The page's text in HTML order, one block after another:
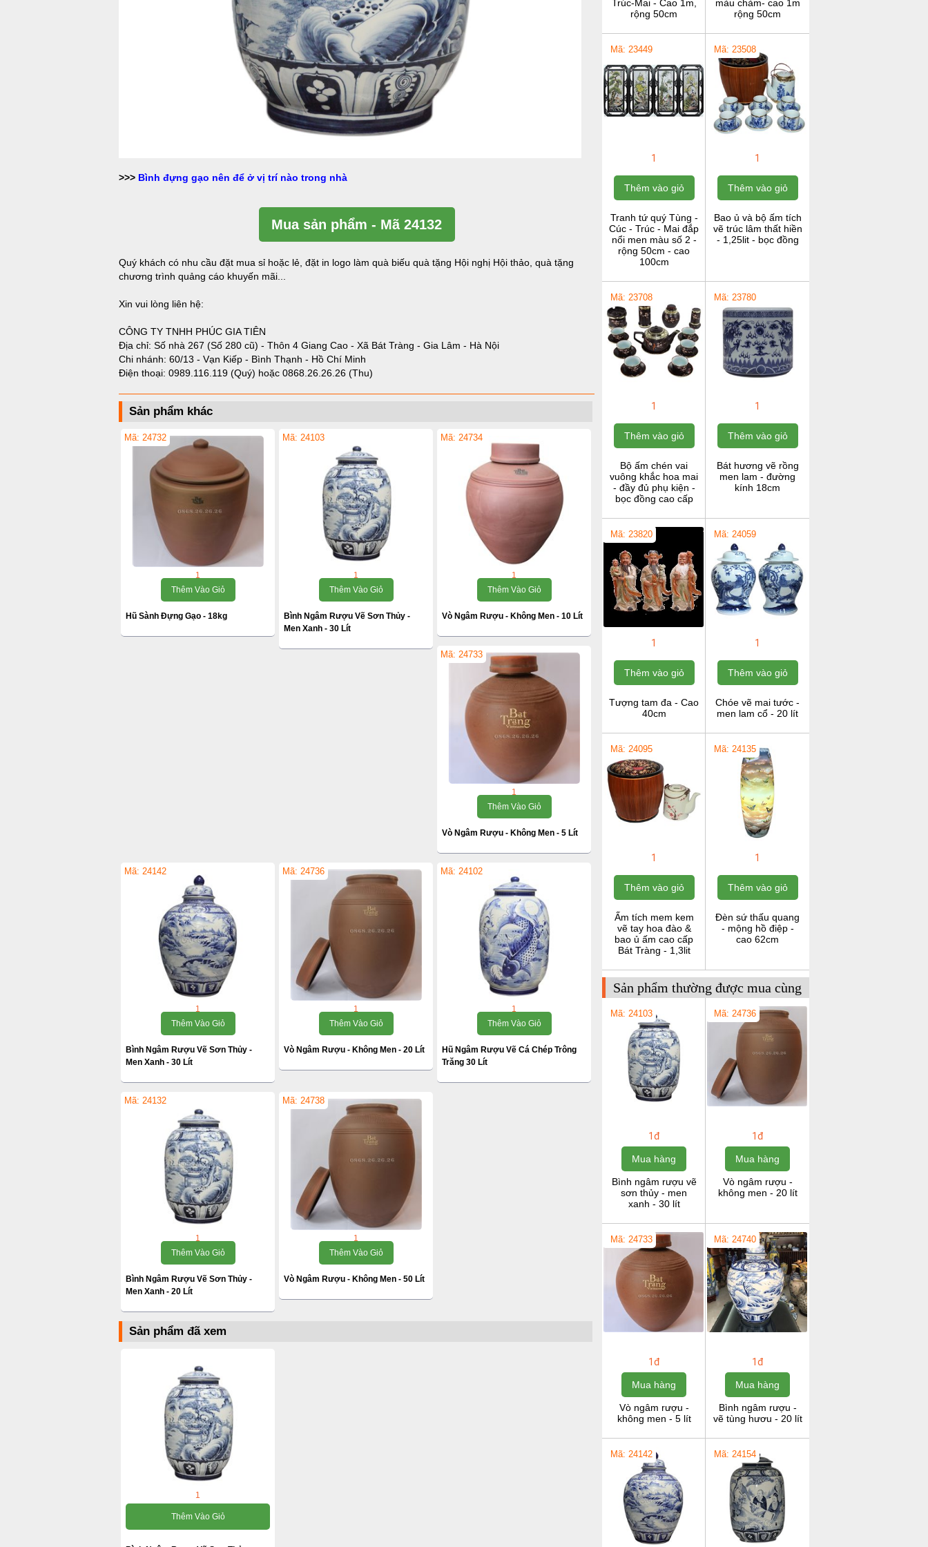
>>> Bình đựng gạo nên để ở vị trí nào trong nhà
Mua sản phẩm - Mã 24132
Quý khách có nhu cầu đặt mua sỉ hoặc lẻ, đặt in logo làm quà biếu quà tặng Hội nghị Hội thảo, quà tặng
chương trình quảng cáo khuyến mãi...
Xin vui lòng liên hệ:
CÔNG TY TNHH PHÚC GIA TIÊN
Địa chỉ: Số nhà 267 (Số 280 cũ) - Thôn 4 Giang Cao - Xã Bát Tràng - Gia Lâm - Hà Nội
Chi nhánh: 60/13 - Vạn Kiếp - Bình Thạnh - Hồ Chí Minh
Điện thoại: 0989.116.119 (Quý) hoặc 0868.26.26.26 (Thu)
Sản phẩm khác
Mã: 24732
1
Thêm Vào Giỏ
Hũ Sành Đựng Gạo - 18kg
Mã: 24103
1
Thêm Vào Giỏ
Bình Ngâm Rượu Vẽ Sơn Thủy -
Men Xanh - 30 Lít
Mã: 24734
1
Thêm Vào Giỏ
Vò Ngâm Rượu - Không Men - 10 Lít
Mã: 24733
1
Thêm Vào Giỏ
Vò Ngâm Rượu - Không Men - 5 Lít
Mã: 24142
1
Thêm Vào Giỏ
Bình Ngâm Rượu Vẽ Sơn Thủy -
Men Xanh - 30 Lít
Mã: 24736
1
Thêm Vào Giỏ
Vò Ngâm Rượu - Không Men - 20 Lít
Mã: 24102
1
Thêm Vào Giỏ
Hũ Ngâm Rượu Vẽ Cá Chép Trông
Trăng 30 Lít
Mã: 24132
1
Thêm Vào Giỏ
Bình Ngâm Rượu Vẽ Sơn Thủy -
Men Xanh - 20 Lít
Mã: 24738
1
Thêm Vào Giỏ
Vò Ngâm Rượu - Không Men - 50 Lít
Sản phẩm đã xem
1
Thêm Vào Giỏ
Trúc-Mai - Cao 1m,
rộng 50cm
màu chàm- cao 1m
rộng 50cm
Mã: 23449
1
Thêm vào giỏ
Tranh tứ quý Tùng -
Cúc - Trúc - Mai đắp
nổi men màu số 2 -
rộng 50cm - cao
100cm
Mã: 23508
1
Thêm vào giỏ
Bao ủ và bộ ấm tích
vẽ trúc lâm thất hiền
- 1,25lit - bọc đồng
Mã: 23708
1
Thêm vào giỏ
Bộ ấm chén vai
vuông khắc hoa mai
- đầy đủ phụ kiện -
bọc đồng cao cấp
Mã: 23780
1
Thêm vào giỏ
Bát hương vẽ rồng
men lam - đường
kính 18cm
Mã: 23820
1
Thêm vào giỏ
Tượng tam đa - Cao
40cm
Mã: 24059
1
Thêm vào giỏ
Chóe vẽ mai tước -
men lam cổ - 20 lít
Mã: 24095
1
Thêm vào giỏ
Ấm tích mem kem
vẽ tay hoa đào &
bao ủ ấm cao cấp
Bát Tràng - 1,3lit
Mã: 24135
1
Thêm vào giỏ
Đèn sứ thấu quang
- mộng hồ điệp -
cao 62cm
Sản phẩm thường được mua cùng
Mã: 24103
1đ
Mua hàng
Bình ngâm rượu vẽ
sơn thủy - men
xanh - 30 lít
Mã: 24736
1đ
Mua hàng
Vò ngâm rượu -
không men - 20 lít
Mã: 24733
1đ
Mua hàng
Vò ngâm rượu -
không men - 5 lít
Mã: 24740
1đ
Mua hàng
Bình ngâm rượu -
vẽ tùng hươu - 20 lít
Mã: 24142 Mã: 24154